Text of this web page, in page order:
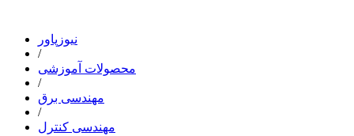
نیوزپاور
/
محصولات آموزشی
/
مهندسی برق
/
مهندسی کنترل